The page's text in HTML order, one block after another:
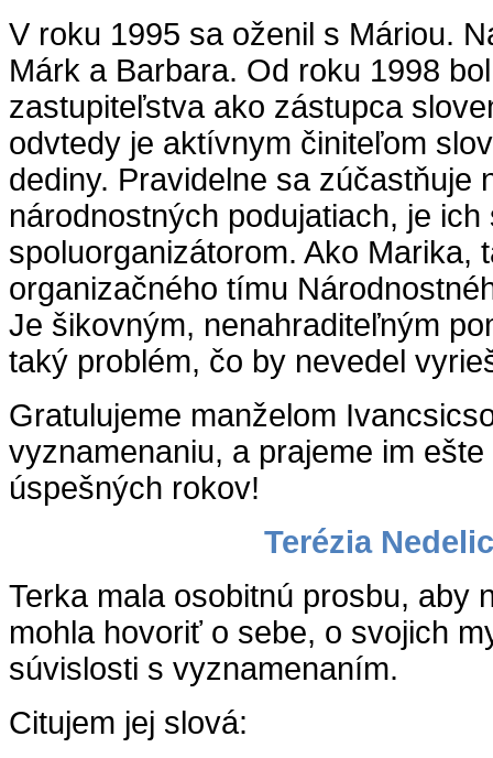
V roku 1995 sa oženil s Máriou.
Márk a Barbara. Od roku 1998
zastupiteľstva ako zástupca
odvtedy je aktívnym činiteľom
dediny. Pravidelne sa zúčastňuje
národnostných podujatiach, je
spoluorganizátorom. Ako Marika,
organizačného tímu
Je šikovným, nenahraditeľným
taký problém, čo by nevedel
Gratulujeme manželom
vyznamenaniu, a prajeme im
úspešných rokov!
Terézia
Terka mala osobitnú prosbu, aby
mohla hovoriť o sebe, o svojich
súvislosti s vyznamenaním.
Citujem jej slová: